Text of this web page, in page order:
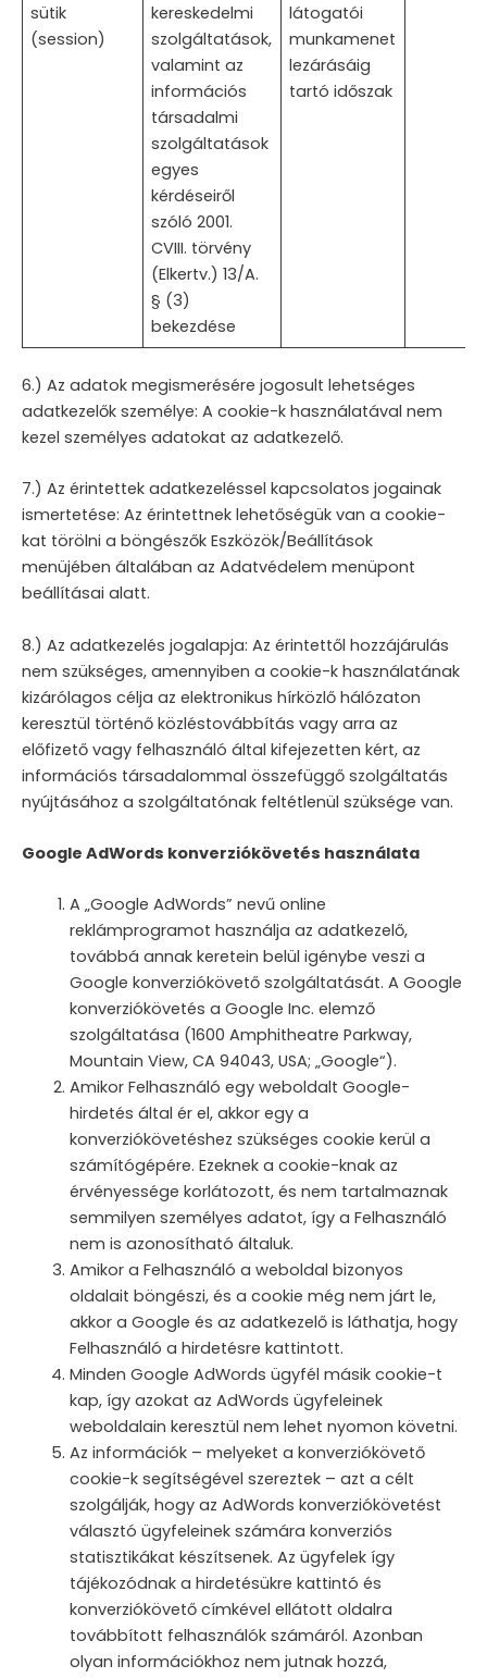
sütik
(session)
kereskedelmi
szolgáltatások,
valamint az
információs
társadalmi
szolgáltatások
egyes
kérdéseiről
szóló 2001.
CVIII. törvény
(Elkertv.) 13/A.
§ (3)
bekezdése
látogatói
munkamenet
lezárásáig
tartó időszak
6.) Az adatok megismerésére jogosult lehetséges
adatkezelők személye: A cookie-k használatával nem
kezel személyes adatokat az adatkezelő.
7.) Az érintettek adatkezeléssel kapcsolatos jogainak
ismertetése: Az érintettnek lehetőségük van a cookie-
kat törölni a böngészők Eszközök/Beállítások
menüjében általában az Adatvédelem menüpont
beállításai alatt.
8.) Az adatkezelés jogalapja: Az érintettől hozzájárulás
nem szükséges, amennyiben a cookie-k használatának
kizárólagos célja az elektronikus hírközlő hálózaton
keresztül történő közléstovábbítás vagy arra az
előfizető vagy felhasználó által kifejezetten kért, az
információs társadalommal összefüggő szolgáltatás
nyújtásához a szolgáltatónak feltétlenül szüksége van.
Google AdWords konverziókövetés használata
A „Google AdWords” nevű online
reklámprogramot használja az adatkezelő,
továbbá annak keretein belül igénybe veszi a
Google konverziókövető szolgáltatását. A Google
konverziókövetés a Google Inc. elemző
szolgáltatása (1600 Amphitheatre Parkway,
Mountain View, CA 94043, USA; „Google“).
Amikor Felhasználó egy weboldalt Google-
hirdetés által ér el, akkor egy a
konverziókövetéshez szükséges cookie kerül a
számítógépére. Ezeknek a cookie-knak az
érvényessége korlátozott, és nem tartalmaznak
semmilyen személyes adatot, így a Felhasználó
nem is azonosítható általuk.
Amikor a Felhasználó a weboldal bizonyos
oldalait böngészi, és a cookie még nem járt le,
akkor a Google és az adatkezelő is láthatja, hogy
Felhasználó a hirdetésre kattintott.
Minden Google AdWords ügyfél másik cookie-t
kap, így azokat az AdWords ügyfeleinek
weboldalain keresztül nem lehet nyomon követni.
Az információk – melyeket a konverziókövető
cookie-k segítségével szereztek – azt a célt
szolgálják, hogy az AdWords konverziókövetést
választó ügyfeleinek számára konverziós
statisztikákat készítsenek. Az ügyfelek így
tájékozódnak a hirdetésükre kattintó és
konverziókövető címkével ellátott oldalra
továbbított felhasználók számáról. Azonban
olyan információkhoz nem jutnak hozzá,